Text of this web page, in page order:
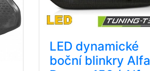
LED dynamické
boční blinkry Alfa